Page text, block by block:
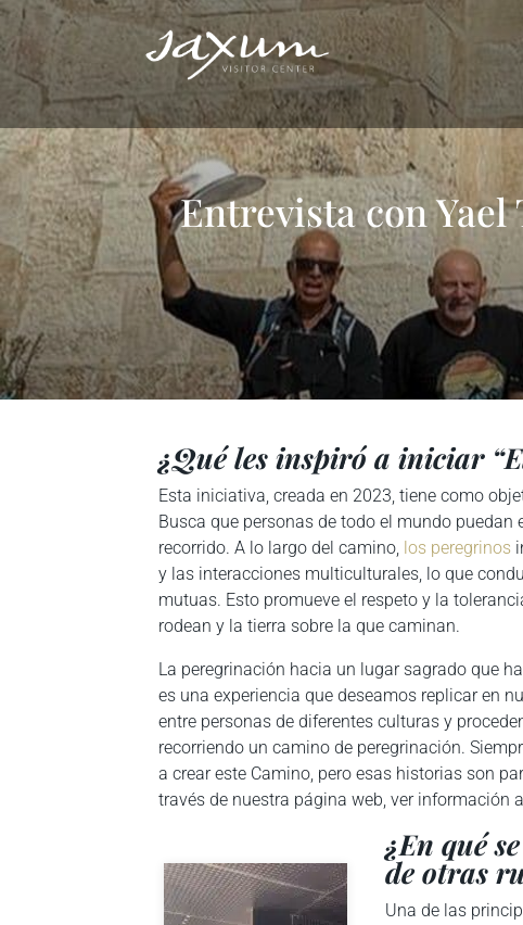
Entrevista con
¿Qué les inspiró a iniciar
Esta iniciativa, creada en 2023, tiene como
Busca que personas de todo el mundo
recorrido. A lo largo del camino, los peregrinos
y las interacciones multiculturales, lo que
mutuas. Esto promueve el respeto y la
rodean y la tierra sobre la que caminan.
La peregrinación hacia un lugar sagrado que
es una experiencia que deseamos replicar en
entre personas de diferentes culturas y
recorriendo un camino de peregrinación.
a crear este Camino, pero esas historias son
través de nuestra página web, ver información
¿En qué
de otras
Una de las